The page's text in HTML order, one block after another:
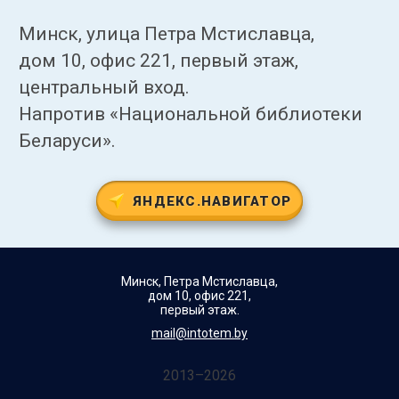
Минск, улица Петра Мстиславца,
дом 10, офис 221, первый этаж,
центральный вход.
Напротив «Национальной библиотеки
Беларуси».
ЯНДЕКС.НАВИГАТОР
Минск, Петра Мстиславца,
дом 10, офис 221,
первый этаж.
mail@intotem.by
2013–2026